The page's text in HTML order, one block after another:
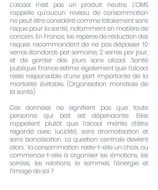
L’alcool n’est pas un produit neutre. L’OMS
rappelle qu’aucun niveau de consommation
ne peut être considéré comme totalement sans
risque pour la santé, notamment en matière de
cancers. En France, les repères de réduction des
risques recommandent de ne pas dépasser 10
verres standards par semaine, 2 verres par jour,
et de garder des jours sans alcool. Santé
publique France estime également que l’alcool
reste responsable d’une part importante de la
mortalité évitable. (Organisation mondiale de
la santé)
Ces données ne signifient pas que toute
personne qui boit est dépendante. Elles
rappellent plutôt que l’alcool mérite d’être
regardé avec lucidité, sans dramatisation et
sans banalisation. La question centrale devient
alors : la consommation reste-t-elle un choix, ou
commence-t-elle à organiser les émotions, les
soirées, les relations, le sommeil, l’énergie et
l’image de soi ?